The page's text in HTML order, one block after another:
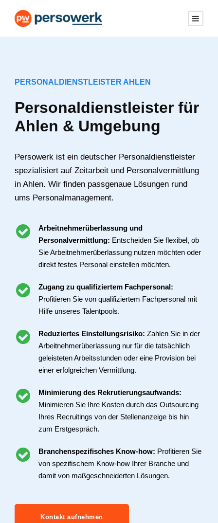
PERSONALDIENSTLEISTER AHLEN
Personaldienstleister für
Ahlen & Umgebung
Persowerk ist ein deutscher Personaldienstleister
spezialisiert auf Zeitarbeit und Personalvermittlung
in Ahlen. Wir finden passgenaue Lösungen rund
ums Personalmanagement.
Arbeitnehmerüberlassung und
Personalvermittlung: Entscheiden Sie flexibel, ob
Sie Arbeitnehmerüberlassung nutzen möchten oder
direkt festes Personal einstellen möchten.
Zugang zu qualifiziertem Fachpersonal:
Profitieren Sie von qualifiziertem Fachpersonal mit
Hilfe unseres Talentpools.
Reduziertes Einstellungsrisiko: Zahlen Sie in der
Arbeitnehmerüberlassung nur für die tatsächlich
geleisteten Arbeitsstunden oder eine Provision bei
einer erfolgreichen Vermittlung.
Minimierung des Rekrutierungsaufwands:
Minimieren Sie Ihre Kosten durch das Outsourcing
Ihres Recruitings von der Stellenanzeige bis hin
zum Erstgespräch.
Branchenspezifisches Know-how: Profitieren Sie
von spezifischem Know-how Ihrer Branche und
damit von maßgeschneiderten Lösungen.
Kontakt aufnehmen